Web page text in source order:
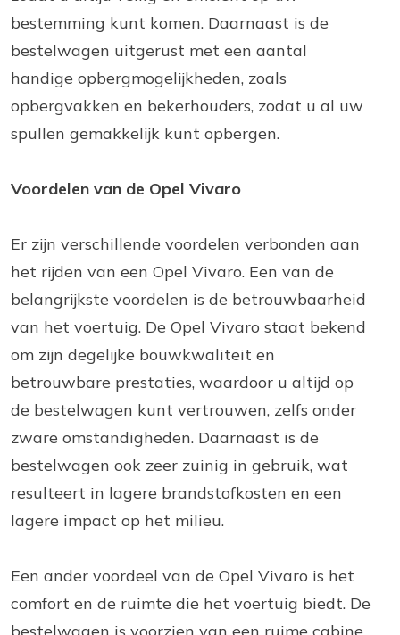
bestemming kunt komen. Daarnaast is de
bestelwagen uitgerust met een aantal
handige opbergmogelijkheden, zoals
opbergvakken en bekerhouders, zodat u al uw
spullen gemakkelijk kunt opbergen.
Voordelen van de Opel Vivaro
Er zijn verschillende voordelen verbonden aan
het rijden van een Opel Vivaro. Een van de
belangrijkste voordelen is de betrouwbaarheid
van het voertuig. De Opel Vivaro staat bekend
om zijn degelijke bouwkwaliteit en
betrouwbare prestaties, waardoor u altijd op
de bestelwagen kunt vertrouwen, zelfs onder
zware omstandigheden. Daarnaast is de
bestelwagen ook zeer zuinig in gebruik, wat
resulteert in lagere brandstofkosten en een
lagere impact op het milieu.
Een ander voordeel van de Opel Vivaro is het
comfort en de ruimte die het voertuig biedt. De